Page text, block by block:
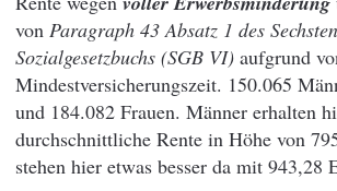
von Paragraph 43 Absatz 1 des Sechsten
Sozialgesetzbuchs (SGB VI) aufgrund
Mindestversicherungszeit. 150.065
und 184.082 Frauen. Männer erhalten
durchschnittliche Rente in Höhe von
stehen hier etwas besser da mit 943,28